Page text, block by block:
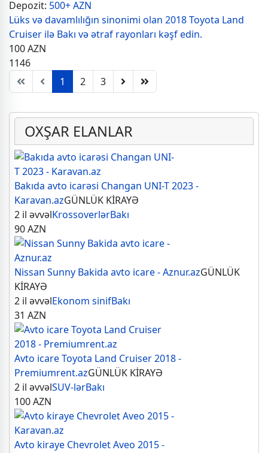
Depozit: 500+ AZN
Lüks və davamlılığın sinonimi olan 2018 Toyota Land
Cruiser ilə Bakı və ətraf rayonları kəşf edin.
100AZN
1146
1
2 3
OXŞAR ELANLAR
Bakıda avto icarəsi Changan UNI-T 2023 -
Karavan.azGÜNLÜK KİRAYƏ
2 il əvvəlKrossoverlərBakı
90AZN
Nissan Sunny Bakida avto icare - Aznur.azGÜNLÜK
KİRAYƏ
2 il əvvəlEkonom sinifBakı
31 AZN
Avto icare Toyota Land Cruiser 2018 -
Premiumrent.azGÜNLÜK KİRAYƏ
2 il əvvəlSUV-lərBakı
100AZN
Avto kiraye Chevrolet Aveo 2015 -